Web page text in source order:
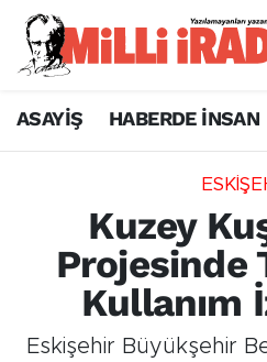
ASAYİŞ HABERDE İNSAN
Kuzey
Projesinde
Kullanım
Eskişehir Büyükşehir